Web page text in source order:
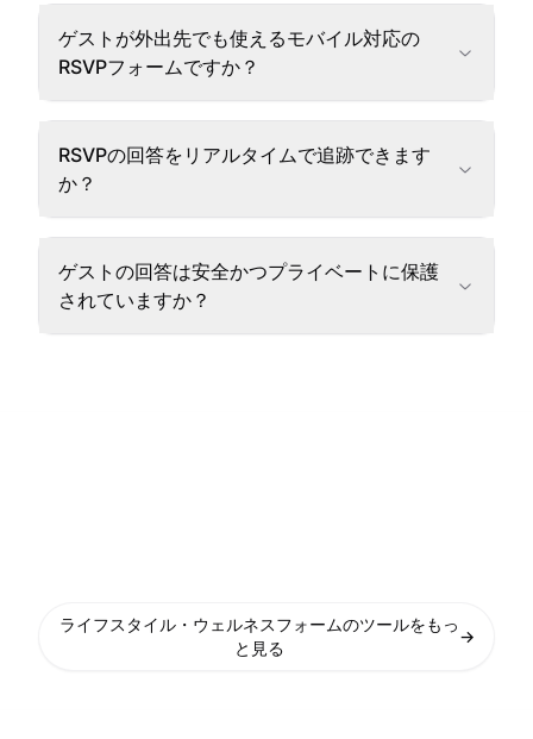
ゲストが外出先でも使えるモバイル対応の
RSVPフォームですか？
RSVPの回答をリアルタイムで追跡できます
か？
ゲストの回答は安全かつプライベートに保護
されていますか？
ライフスタイル・ウェルネスフォームのツールをもっ
と見る
→